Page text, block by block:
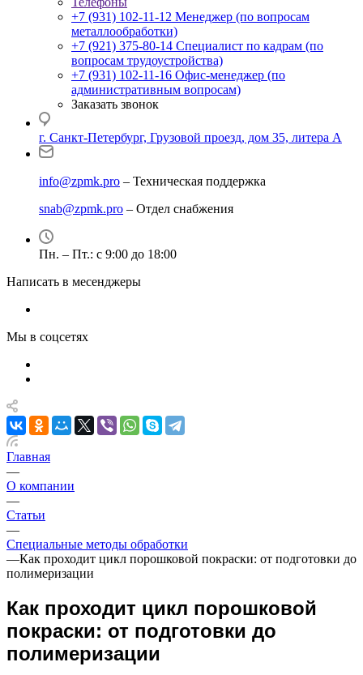
+7 (931) 102-11-12 Менеджер (по вопросам
металлообработки)
+7 (921) 375-80-14 Специалист по кадрам (по
вопросам трудоустройства)
+7 (931) 102-11-16 Офис-менеджер (по
административным вопросам)
Заказать звонок
г. Санкт-Петербург, Грузовой проезд, дом 35, литера А
info@zpmk.pro – Техническая поддержка
snab@zpmk.pro – Отдел снабжения
Пн. – Пт.: с 9:00 до 18:00
Написать в месенджеры
Мы в соцсетях
Главная
—
О компании
—
Статьи
—
Специальные методы обработки
—Как проходит цикл порошковой покраски: от подготовки до
полимеризации
Как проходит цикл порошковой
покраски: от подготовки до
полимеризации